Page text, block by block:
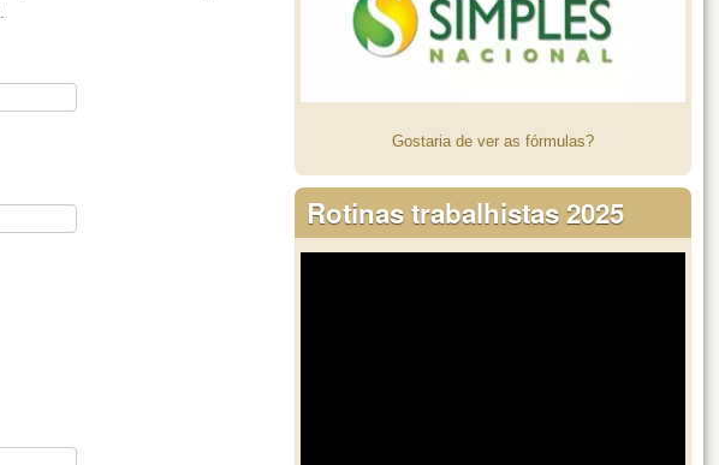
Gostaria de ver as fórmulas?
Rotinas trabalhistas 2025